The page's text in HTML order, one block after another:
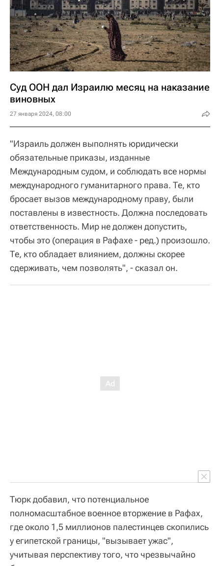
Суд ООН дал Израилю месяц на наказание
виновных
27 января 2024, 08:00
"Израиль должен выполнять юридически
обязательные приказы, изданные
Международным судом, и соблюдать все нормы
международного гуманитарного права. Те, кто
бросает вызов международному праву, были
поставлены в известность. Должна последовать
ответственность. Мир не должен допустить,
чтобы это (операция в Рафахе - ред.) произошло.
Те, кто обладает влиянием, должны скорее
сдерживать, чем позволять", - сказал он.
Тюрк добавил, что потенциальное
полномасштабное военное вторжение в Рафах,
где около 1,5 миллионов палестинцев скопились
у египетской границы, "вызывает ужас",
учитывая перспективу того, что чрезвычайно